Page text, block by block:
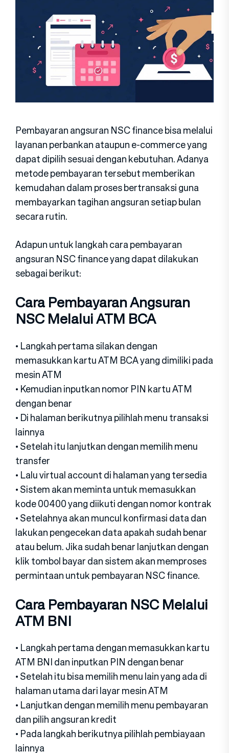
Pembayaran angsuran NSC finance bisa melalui
layanan perbankan ataupun e-commerce yang
dapat dipilih sesuai dengan kebutuhan. Adanya
metode pembayaran tersebut memberikan
kemudahan dalam proses bertransaksi guna
membayarkan tagihan angsuran setiap bulan
secara rutin.
Adapun untuk langkah cara pembayaran
angsuran NSC finance yang dapat dilakukan
sebagai berikut:
Cara Pembayaran Angsuran
NSC Melalui ATM BCA
• Langkah pertama silakan dengan
memasukkan kartu ATM BCA yang dimiliki pada
mesin ATM
• Kemudian inputkan nomor PIN kartu ATM
dengan benar
• Di halaman berikutnya pilihlah menu transaksi
lainnya
• Setelah itu lanjutkan dengan memilih menu
transfer
• Lalu virtual account di halaman yang tersedia
• Sistem akan meminta untuk memasukkan
kode 00400 yang diikuti dengan nomor kontrak
• Setelahnya akan muncul konfirmasi data dan
lakukan pengecekan data apakah sudah benar
atau belum. Jika sudah benar lanjutkan dengan
klik tombol bayar dan sistem akan memproses
permintaan untuk pembayaran NSC finance.
Cara Pembayaran NSC Melalui
ATM BNI
• Langkah pertama dengan memasukkan kartu
ATM BNI dan inputkan PIN dengan benar
• Setelah itu bisa memilih menu lain yang ada di
halaman utama dari layar mesin ATM
• Lanjutkan dengan memilih menu pembayaran
dan pilih angsuran kredit
• Pada langkah berikutnya pilihlah pembiayaan
lainnya